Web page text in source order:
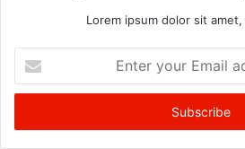
Lorem ipsum dolor sit
your
Email